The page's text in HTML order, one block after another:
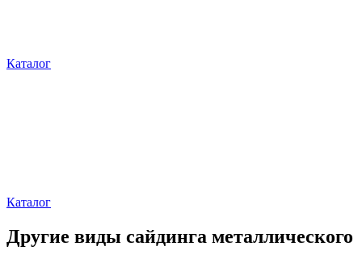
Каталог
Каталог
Другие виды сайдинга металлического